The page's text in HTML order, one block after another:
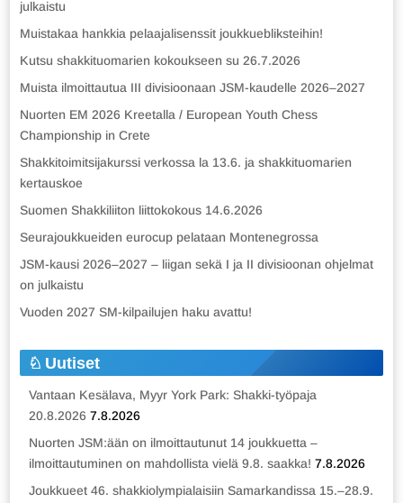
julkaistu
Muistakaa hankkia pelaajalisenssit joukkuebliksteihin!
Kutsu shakkituomarien kokoukseen su 26.7.2026
Muista ilmoittautua III divisioonaan JSM-kaudelle 2026–2027
Nuorten EM 2026 Kreetalla / European Youth Chess
Championship in Crete
Shakkitoimitsijakurssi verkossa la 13.6. ja shakkituomarien
kertauskoe
Suomen Shakkiliiton liittokokous 14.6.2026
Seurajoukkueiden eurocup pelataan Montenegrossa
JSM-kausi 2026–2027 – liigan sekä I ja II divisioonan ohjelmat
on julkaistu
Vuoden 2027 SM-kilpailujen haku avattu!
Uutiset
Vantaan Kesälava, Myyr York Park: Shakki-työpaja
20.8.2026 7.8.2026
Nuorten JSM:ään on ilmoittautunut 14 joukkuetta –
ilmoittautuminen on mahdollista vielä 9.8. saakka! 7.8.2026
Joukkueet 46. shakkiolympialaisiin Samarkandissa 15.–28.9.